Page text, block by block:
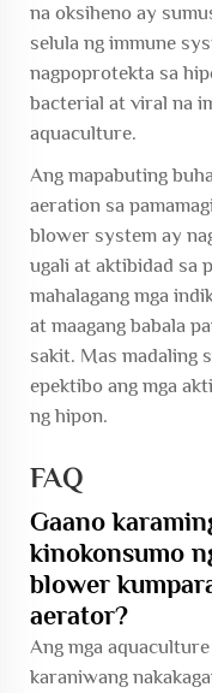
na oksiheno ay
selula ng immune
nagpoprotekta sa
bacterial at viral na
aquaculture.
Ang mapabuting
aeration sa
blower system ay
ugali at aktibidad sa
mahalagang mga
at maagang babala
sakit. Mas madaling
epektibo ang mga
ng hipon.
FAQ
Gaano
kinokonsumo
blower
aerator?
Ang mga
karaniwang